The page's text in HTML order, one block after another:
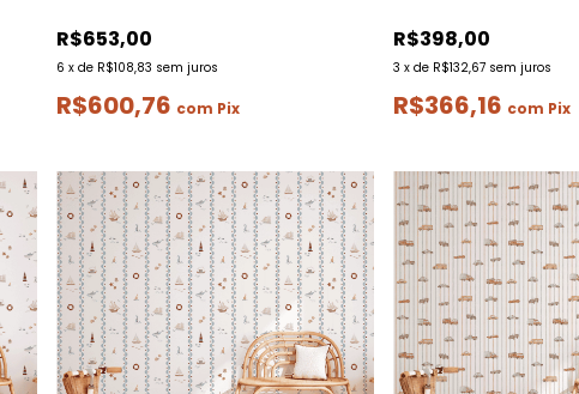
R$653,00
6 x de R$108,83 sem juros
R$600,76 com Pix
R$398,00
3 x de R$132,67 sem juros
R$366,16 com Pix